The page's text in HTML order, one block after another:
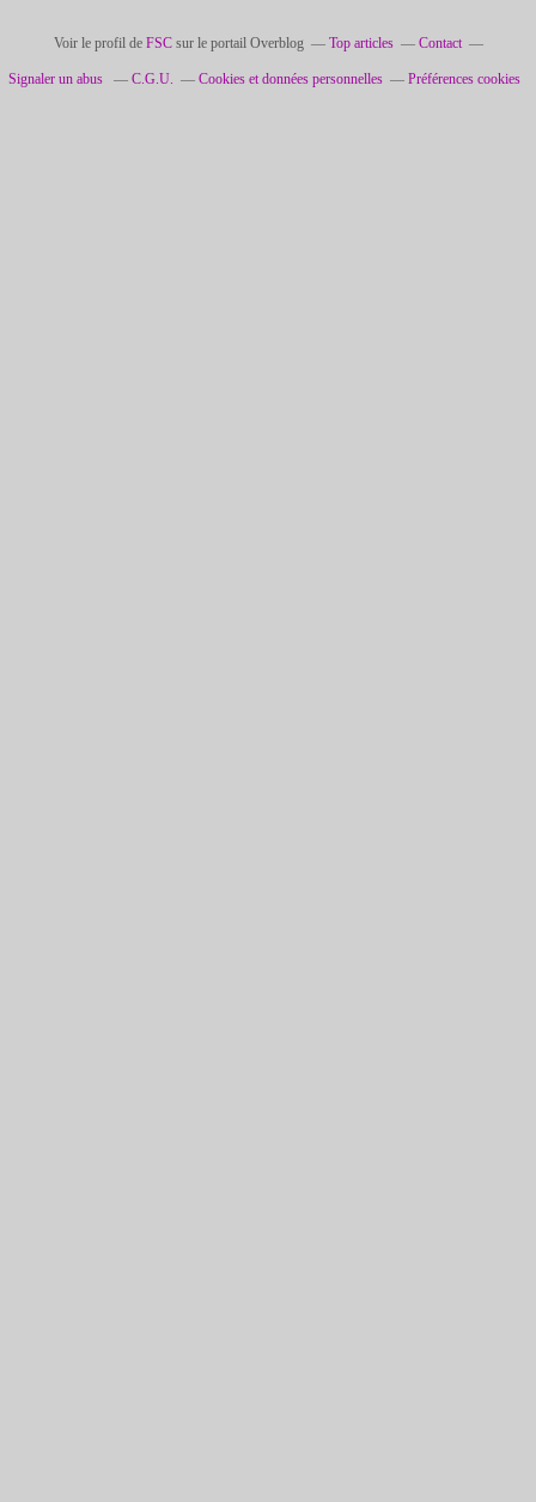
Voir le profil de FSCsur le portail Overblog Top articles Contact
Signaler un abus C.G.U. Cookies et données personnelles Préférences cookies